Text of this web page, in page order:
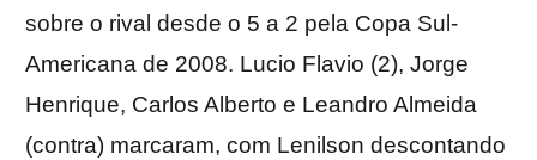
sobre o rival desde o 5 a 2 pela Copa Sul-
Americana de 2008. Lucio Flavio (2), Jorge
Henrique, Carlos Alberto e Leandro Almeida
(contra) marcaram, com Lenilson descontando